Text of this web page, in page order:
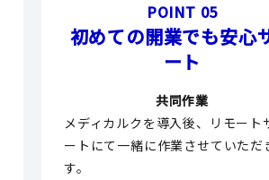
POINT 05
初めての開業でも安心
ート
共同作業
メディカルクを導入後、リモート
ートにて一緒に作業させていただ
す。